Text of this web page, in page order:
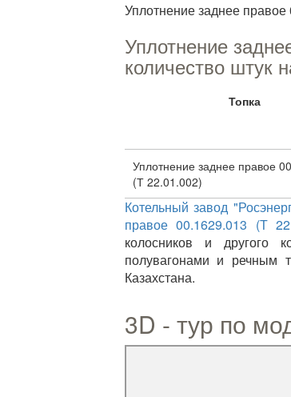
Уплотнение заднее
Уплотнение
количество штук
Топка
Уплотнение заднее правое
(Т 22.01.002)
Котельный завод
правое 00.1629.013 (Т
колосников и другого
полувагонами и речным
Казахстана.
3D - тур по